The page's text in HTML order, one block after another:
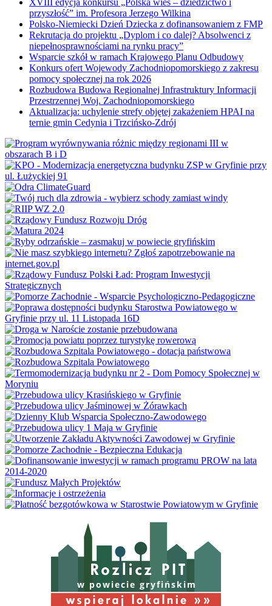
przyszłość” im. Profesora Jerzego Wilkina
Polsko-Niemiecki Dzień Dziecka z dofinansowaniem z FMP
Rekrutacja do projektu „Dyplom i co dalej? Absolwenci z
niepełnosprawnościami na rynku pracy”
Wsparcie szkół w ramach Krajowego Planu Odbudowy
Konkurs ofert Wojewody Zachodniopomorskiego z zakresu
pomocy społecznej na rok 2026
Rozbudowa Budowa Regionalnej Infrastruktury Informacji
Przestrzennej Woj. Zachodniopomorskiego
Aktualizacja: uchylenie strefy objętej zakażeniem HPAI na
ternie gmin Cedynia i Trzcińsko-Zdrój
w powiecie gryfińskim